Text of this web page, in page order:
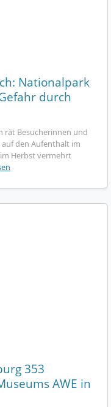
Nationalpark
durch
rät Besucherinnen und
den Aufenthalt im
Herbst vermehrt
353
AWE in